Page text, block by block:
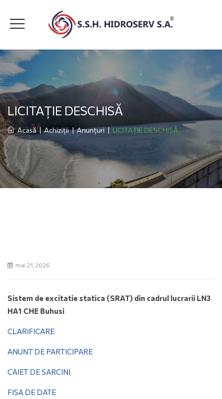
LICITAȚIE DESCHISĂ
Acasă|Achiziții|Anunțuri | LICITAȚIE DESCHISĂ
mai 21, 2026
Sistem de excitatie statica (SRAT) din cadrul lucrarii LN3
HA1 CHE Buhusi
CLARIFICARE
ANUNT DE PARTICIPARE
CAIET DE SARCINI
FISA DE DATE